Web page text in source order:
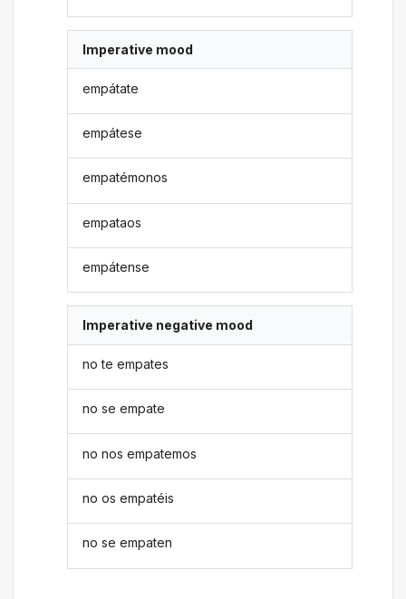
Imperative mood
empátate
empátese
empatémonos
empataos
empátense
Imperative negative mood
no te empates
no se empate
no nos empatemos
no os empatéis
no se empaten